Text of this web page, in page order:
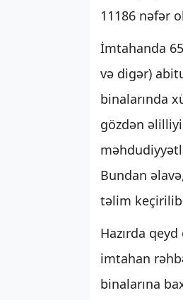
11186 nəfər
İmtahanda
və digər)
binalarında
gözdən
Bundan
təlim
Hazırda
imtahan
binalarına